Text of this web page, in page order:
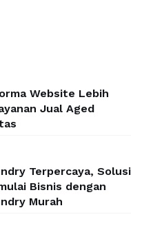
…
Website Lebih
Jual Aged
Terpercaya, Solusi
Bisnis dengan
Murah